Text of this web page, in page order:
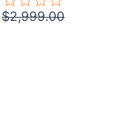
امتیاز
$2,999.00